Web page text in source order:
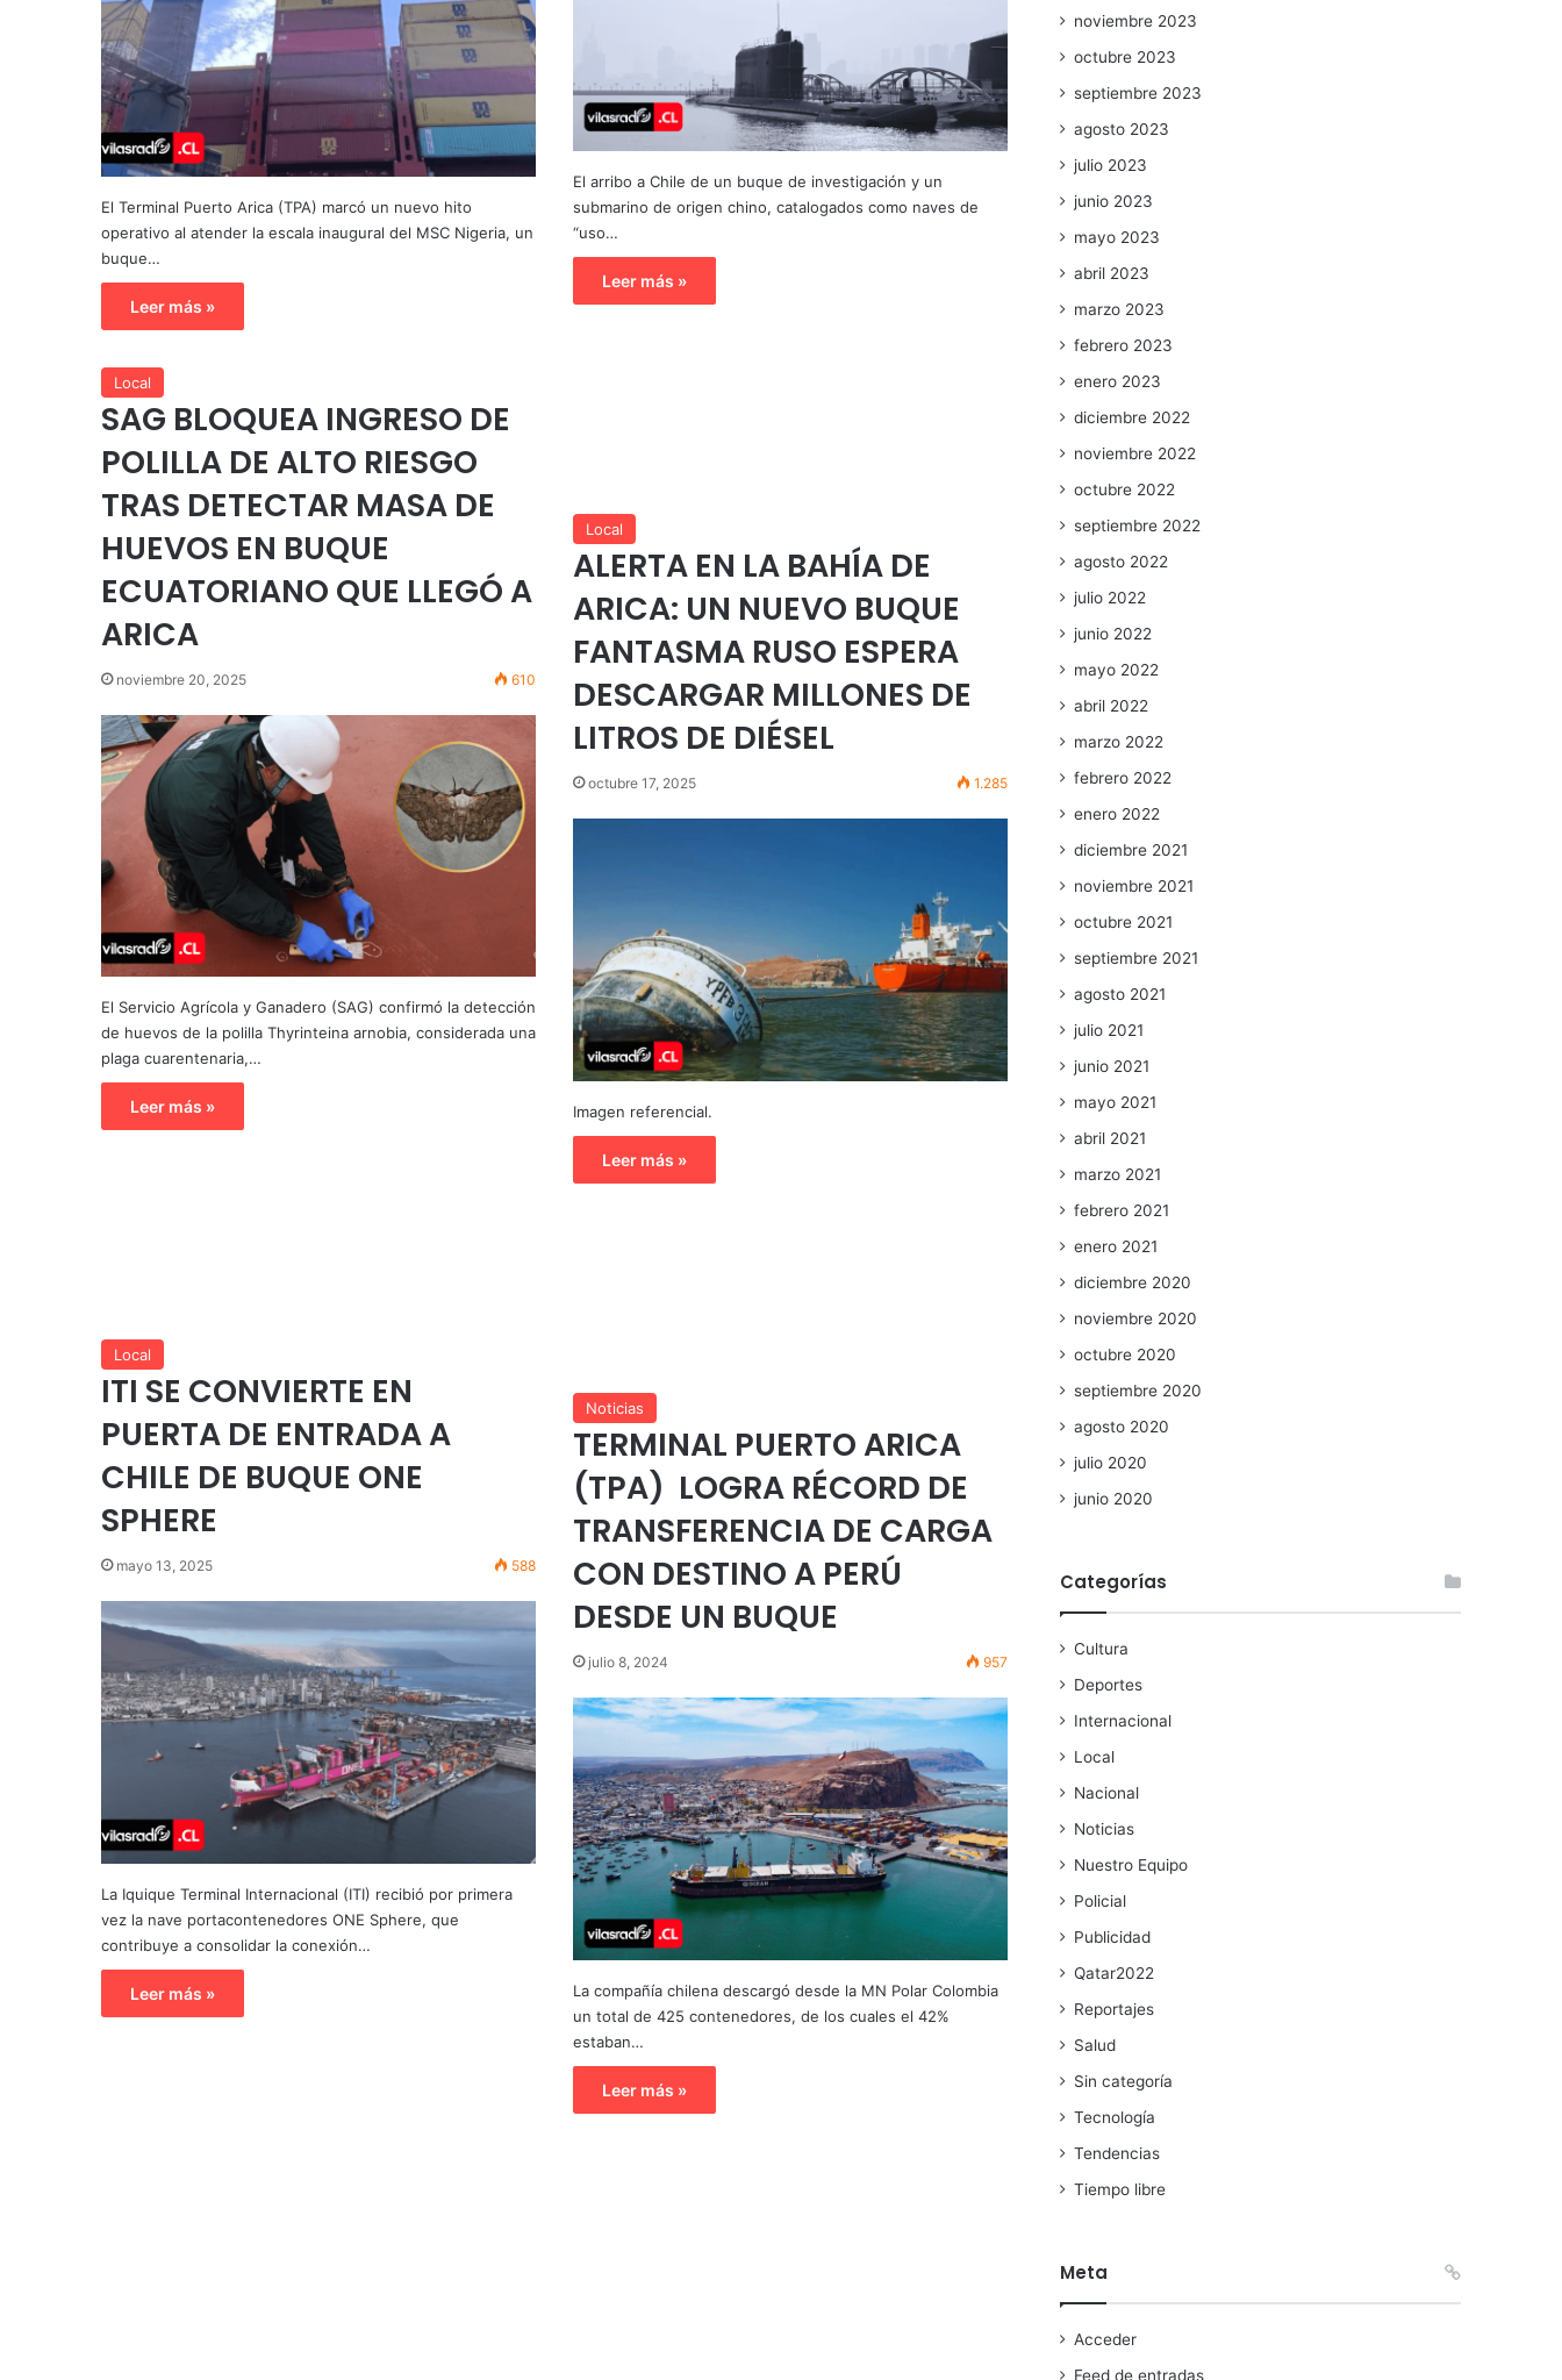
El arribo a Chile de un buque de investigación y un
submarino de origen chino, catalogados como naves de
“uso…
Leer más »
El Terminal Puerto Arica (TPA) marcó un nuevo hito
operativo al atender la escala inaugural del MSC Nigeria, un
buque…
Leer más »
Local
SAG BLOQUEA INGRESO DE
POLILLA DE ALTO RIESGO
TRAS DETECTAR MASA DE
HUEVOS EN BUQUE
ECUATORIANO QUE LLEGÓ A
ARICA
noviembre 20, 2025 610
El Servicio Agrícola y Ganadero (SAG) confirmó la detección
de huevos de la polilla Thyrinteina arnobia, considerada una
plaga cuarentenaria,…
Leer más »
Local
ALERTA EN LA BAHÍA DE
ARICA: UN NUEVO BUQUE
FANTASMA RUSO ESPERA
DESCARGAR MILLONES DE
LITROS DE DIÉSEL
octubre 17, 2025 1.285
Imagen referencial.
Leer más »
Local
ITI SE CONVIERTE EN
PUERTA DE ENTRADA A
CHILE DE BUQUE ONE
SPHERE
mayo 13, 2025 588
La Iquique Terminal Internacional (ITI) recibió por primera
vez la nave portacontenedores ONE Sphere, que
contribuye a consolidar la conexión…
Leer más »
Noticias
TERMINAL PUERTO ARICA
(TPA) LOGRA RÉCORD DE
TRANSFERENCIA DE CARGA
CON DESTINO A PERÚ
DESDE UN BUQUE
julio 8, 2024 957
La compañía chilena descargó desde la MN Polar Colombia
un total de 425 contenedores, de los cuales el 42%
estaban…
Leer más »
noviembre 2023
octubre 2023
septiembre 2023
agosto 2023
julio 2023
junio 2023
mayo 2023
abril 2023
marzo 2023
febrero 2023
enero 2023
diciembre 2022
noviembre 2022
octubre 2022
septiembre 2022
agosto 2022
julio 2022
junio 2022
mayo 2022
abril 2022
marzo 2022
febrero 2022
enero 2022
diciembre 2021
noviembre 2021
octubre 2021
septiembre 2021
agosto 2021
julio 2021
junio 2021
mayo 2021
abril 2021
marzo 2021
febrero 2021
enero 2021
diciembre 2020
noviembre 2020
octubre 2020
septiembre 2020
agosto 2020
julio 2020
junio 2020
Categorías
Cultura
Deportes
Internacional
Local
Nacional
Noticias
Nuestro Equipo
Policial
Publicidad
Qatar2022
Reportajes
Salud
Sin categoría
Tecnología
Tendencias
Tiempo libre
Meta
Acceder
Feed de entradas